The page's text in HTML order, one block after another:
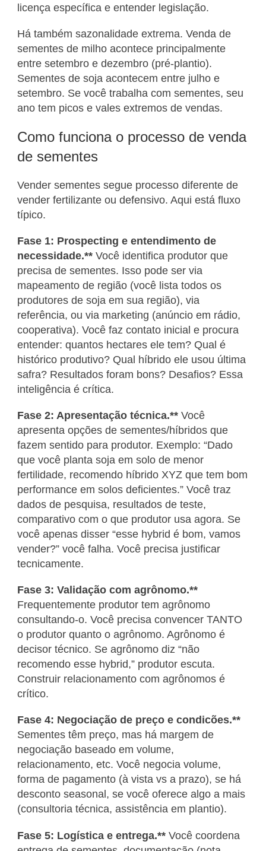
licença específica e entender legislação.
Há também sazonalidade extrema. Venda de
sementes de milho acontece principalmente
entre setembro e dezembro (pré-plantio).
Sementes de soja acontecem entre julho e
setembro. Se você trabalha com sementes, seu
ano tem picos e vales extremos de vendas.
Como funciona o processo de venda
de sementes
Vender sementes segue processo diferente de
vender fertilizante ou defensivo. Aqui está fluxo
típico.
Fase 1: Prospecting e entendimento de
necessidade.** Você identifica produtor que
precisa de sementes. Isso pode ser via
mapeamento de região (você lista todos os
produtores de soja em sua região), via
referência, ou via marketing (anúncio em rádio,
cooperativa). Você faz contato inicial e procura
entender: quantos hectares ele tem? Qual é
histórico produtivo? Qual híbrido ele usou última
safra? Resultados foram bons? Desafios? Essa
inteligência é crítica.
Fase 2: Apresentação técnica.** Você
apresenta opções de sementes/híbridos que
fazem sentido para produtor. Exemplo: “Dado
que você planta soja em solo de menor
fertilidade, recomendo híbrido XYZ que tem bom
performance em solos deficientes.” Você traz
dados de pesquisa, resultados de teste,
comparativo com o que produtor usa agora. Se
você apenas disser “esse hybrid é bom, vamos
vender?” você falha. Você precisa justificar
tecnicamente.
Fase 3: Validação com agrônomo.**
Frequentemente produtor tem agrônomo
consultando-o. Você precisa convencer TANTO
o produtor quanto o agrônomo. Agrônomo é
decisor técnico. Se agrônomo diz “não
recomendo esse hybrid,” produtor escuta.
Construir relacionamento com agrônomos é
crítico.
Fase 4: Negociação de preço e condicões.**
Sementes têm preço, mas há margem de
negociação baseado em volume,
relacionamento, etc. Você negocia volume,
forma de pagamento (à vista vs a prazo), se há
desconto seasonal, se você oferece algo a mais
(consultoria técnica, assistência em plantio).
Fase 5: Logística e entrega.** Você coordena